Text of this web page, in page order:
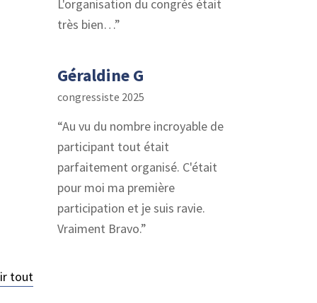
L'organisation du congrès était
très bien…
Géraldine G
congressiste 2025
Au vu du nombre incroyable de
participant tout était
parfaitement organisé. C'était
pour moi ma première
participation et je suis ravie.
Vraiment Bravo.
tout